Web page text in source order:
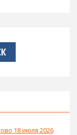
18 июля 2026